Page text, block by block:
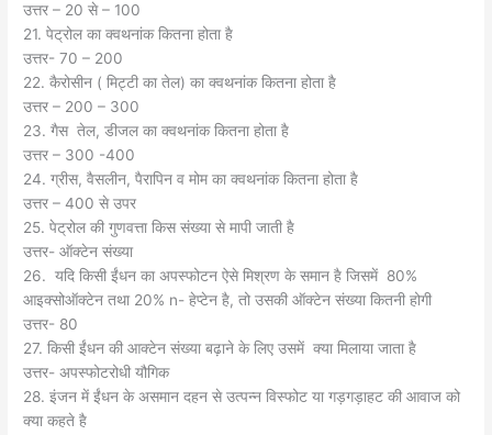
उत्तर – 20 से – 100
21. पेट्रोल का क्वथनांक कितना होता है
उत्तर- 70 – 200
22. कैरोसीन ( मिट्टी का तेल) का क्वथनांक कितना होता है
उत्तर – 200 – 300
23. गैस तेल, डीजल का क्वथनांक कितना होता है
उत्तर – 300 -400
24. ग्रीस, वैसलीन, पैरापिन व मोम का क्वथनांक कितना होता है
उत्तर – 400 से उपर
25. पेट्रोल की गुणवत्ता किस संख्या से मापी जाती है
उत्तर- ऑक्टेन संख्या
26. यदि किसी ईंधन का अपस्फोटन ऐसे मिश्रण के समान है जिसमें 80%
आइक्सोऑक्टेन तथा 20% n- हेप्टेन है, तो उसकी ऑक्टेन संख्या कितनी होगी
उत्तर- 80
27. किसी ईंधन की आक्टेन संख्या बढ़ाने के लिए उसमें क्या मिलाया जाता है
उत्तर- अपस्फोटरोधी यौगिक
28. इंजन में ईंधन के असमान दहन से उत्पन्न विस्फोट या गड़गड़ाहट की आवाज को
क्या कहते है